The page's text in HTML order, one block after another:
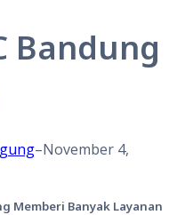
Bandung
–November 4,
Memberi Banyak Layanan